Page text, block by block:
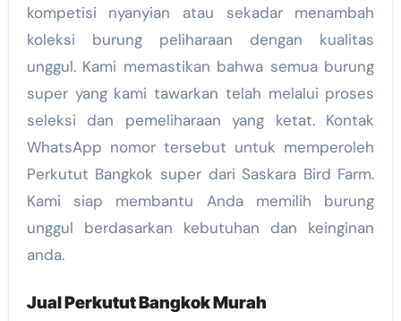
kompetisi nyanyian atau sekadar menambah
koleksi burung peliharaan dengan kualitas
unggul. Kami memastikan bahwa semua burung
super yang kami tawarkan telah melalui proses
seleksi dan pemeliharaan yang ketat. Kontak
WhatsApp nomor tersebut untuk memperoleh
Perkutut Bangkok super dari Saskara Bird Farm.
Kami siap membantu Anda memilih burung
unggul berdasarkan kebutuhan dan keinginan
anda.
Jual Perkutut Bangkok Murah